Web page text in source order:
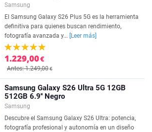
Samsung
El Samsung Galaxy S26 Plus 5G es la herramienta
definitiva para quienes buscan rendimiento,
fotografía avanzada y...
[Leer más]
1.229,00€
Antes: 1.249,00€
Samsung Galaxy S26 Ultra 5G 12GB
512GB 6.9'' Negro
Samsung
Descubre el Samsung Galaxy S26 Ultra: potencia,
fotografía profesional y autonomía en un diseño